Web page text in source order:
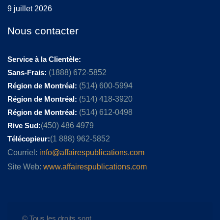
9 juillet 2026
Nous contacter
Service à la Clientèle:
Sans-Frais: (1888) 672-5852
Région de Montréal: (514) 600-5994
Région de Montréal: (514) 418-3920
Région de Montréal: (514) 612-0498
Rive Sud:(450) 486 4979
Télécopieur:(1 888) 962-5852
Courriel: info@affairespublications.com
Site Web: www.affairespublications.com
© Tous les droits sont